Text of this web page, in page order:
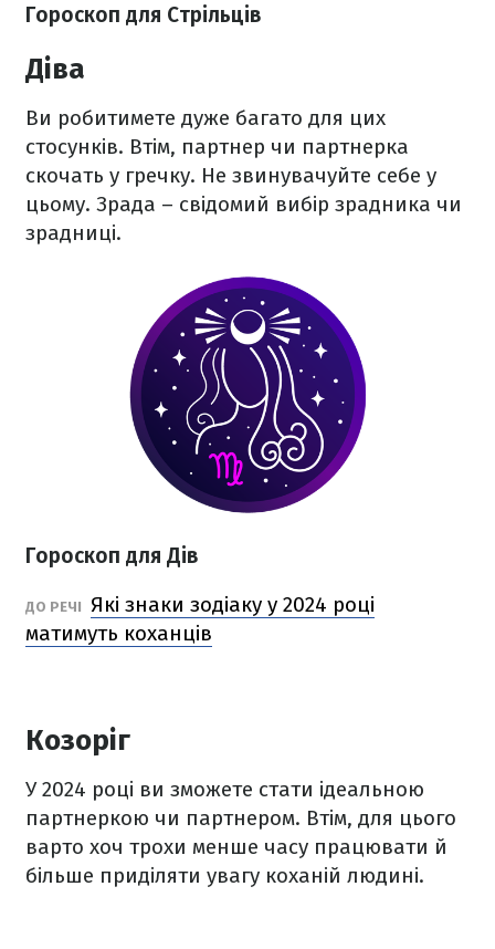
Гороскоп для Стрільців
Діва
Ви робитимете дуже багато для цих
стосунків. Втім, партнер чи партнерка
скочать у гречку. Не звинувачуйте себе у
цьому. Зрада – свідомий вибір зрадника чи
зрадниці.
Гороскоп для Дів
ДО РЕЧІ Які знаки зодіаку у 2024 році
матимуть коханців
Козоріг
У 2024 році ви зможете стати ідеальною
партнеркою чи партнером. Втім, для цього
варто хоч трохи менше часу працювати й
більше приділяти увагу коханій людині.